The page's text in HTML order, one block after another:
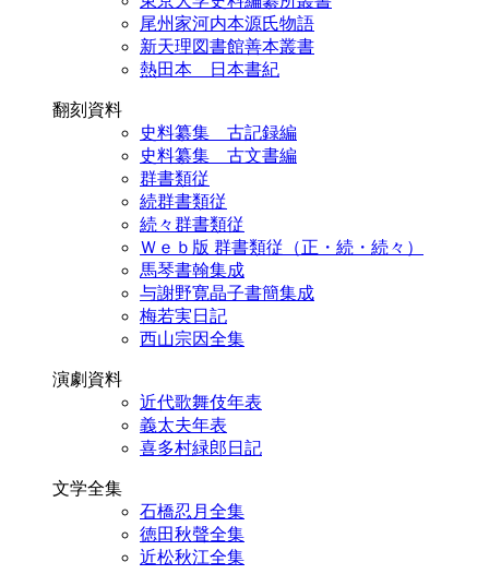
尾州家河内本源氏物語
新天理図書館善本叢書
熱田本 日本書紀
翻刻資料
史料纂集 古記録編
史料纂集 古文書編
群書類従
続群書類従
続々群書類従
Ｗｅｂ版 群書類従（正・続・続々）
馬琴書翰集成
与謝野寛晶子書簡集成
梅若実日記
西山宗因全集
演劇資料
近代歌舞伎年表
義太夫年表
喜多村緑郎日記
文学全集
石橋忍月全集
徳田秋聲全集
近松秋江全集